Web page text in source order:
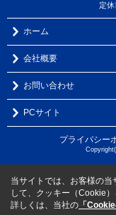
定休
ホーム
会社概要
お問い合わせ
PCサイト
プライバシー
当サイトでは、お客様の当
して、クッキー（Cookie）
詳しくは、当社の 「